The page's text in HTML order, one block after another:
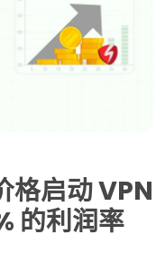
格启动 VPN
的利润率